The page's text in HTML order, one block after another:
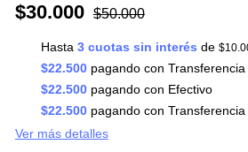
$30.000 $50.000
Hasta 3 cuotas sin interés de
$22.500pagando con Transferencia
$22.500pagando con Efectivo
$22.500pagando con
Ver más detalles